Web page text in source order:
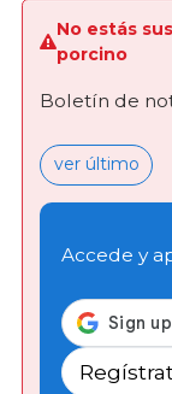
No estás
porcino
Boletín de
ver último
Accede y